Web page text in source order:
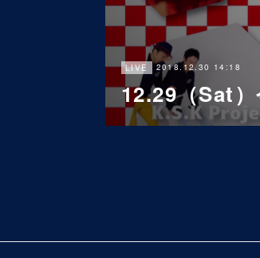
LIVE 2018.12.30 14:18
12.29（Sat